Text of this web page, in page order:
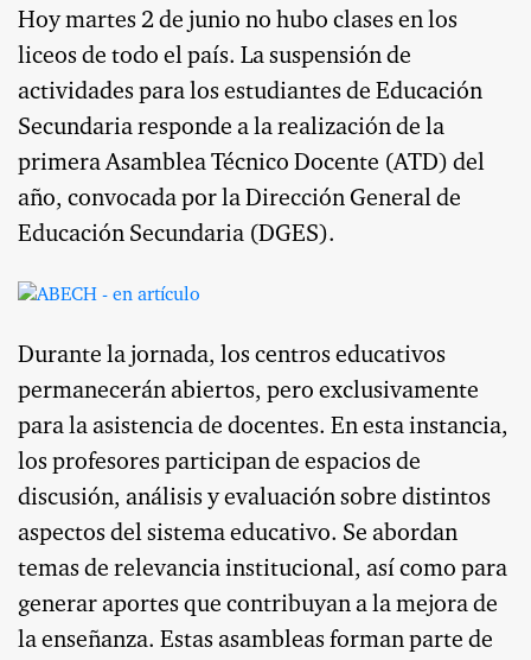
Hoy martes 2 de junio no hubo clases en los
liceos de todo el país. La suspensión de
actividades para los estudiantes de Educación
Secundaria responde a la realización de la
primera Asamblea Técnico Docente (ATD) del
año, convocada por la Dirección General de
Educación Secundaria (DGES).
Durante la jornada, los centros educativos
permanecerán abiertos, pero exclusivamente
para la asistencia de docentes. En esta instancia,
los profesores participan de espacios de
discusión, análisis y evaluación sobre distintos
aspectos del sistema educativo. Se abordan
temas de relevancia institucional, así como para
generar aportes que contribuyan a la mejora de
la enseñanza. Estas asambleas forman parte de